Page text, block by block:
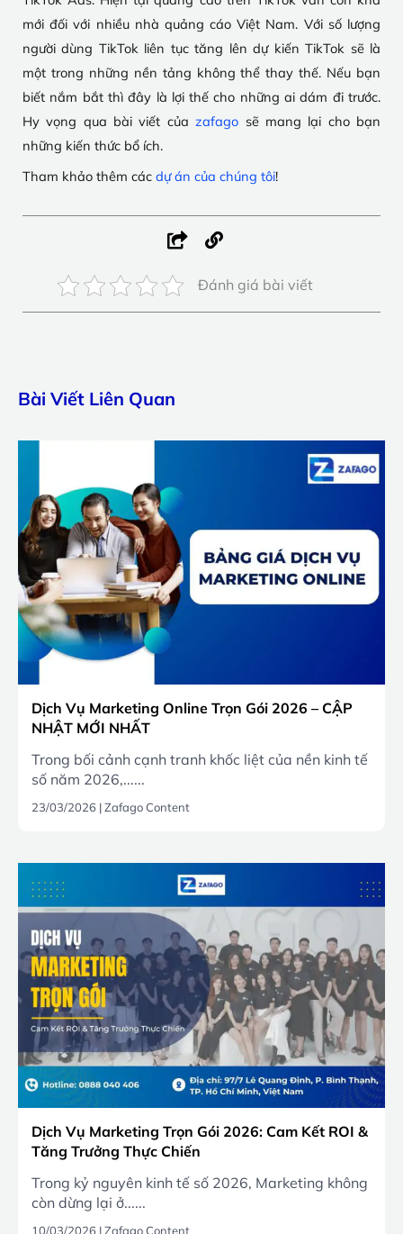
mới đối với nhiều nhà quảng cáo Việt Nam. Với số lượng
người dùng TikTok liên tục tăng lên dự kiến TikTok sẽ là
một trong những nền tảng không thể thay thế. Nếu bạn
biết nắm bắt thì đây là lợi thế cho những ai dám đi trước.
Hy vọng qua bài viết củazafago sẽ mang lại cho bạn
những kiến thức bổ ích.
Tham khảo thêm các dự án của chúng tôi!
Đánh giá bài viết
Bài Viết Liên Quan
Dịch Vụ Marketing Online Trọn Gói 2026 – CẬP
NHẬT MỚI NHẤT
Trong bối cảnh cạnh tranh khốc liệt của nền kinh tế
số năm 2026,......
23/03/2026 |Zafago Content
Dịch Vụ Marketing Trọn Gói 2026: Cam Kết ROI &
Tăng Trưởng Thực Chiến
Trong kỷ nguyên kinh tế số 2026, Marketing không
còn dừng lại ở......
10/03/2026 |Zafago Content